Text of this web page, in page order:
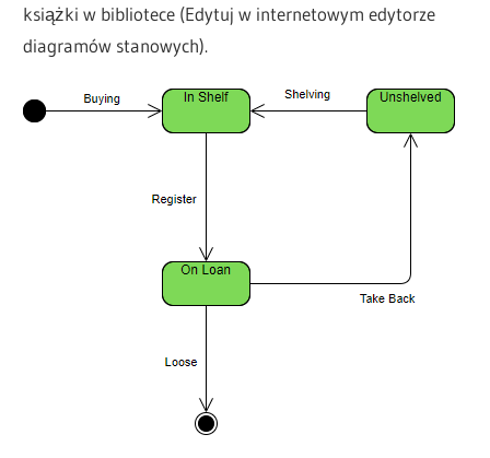
książki w bibliotece (Edytuj w internetowym edytorze
diagramów stanowych).